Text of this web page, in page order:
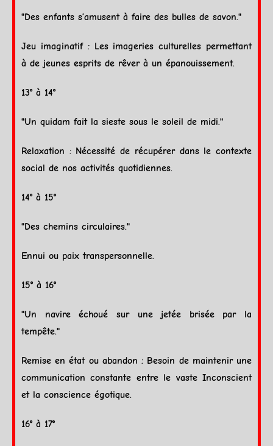
"Des enfants s’amusent à faire des bulles de savon."
Jeu imaginatif : Les imageries culturelles permettant
à de jeunes esprits de rêver à un épanouissement.
13° à 14°
"Un quidam fait la sieste sous le soleil de midi."
Relaxation : Nécessité de récupérer dans le contexte
social de nos activités quotidiennes.
14° à 15°
"Des chemins circulaires."
Ennui ou paix transpersonnelle.
15° à 16°
"Un navire échoué sur une jetée brisée par la
tempête."
Remise en état ou abandon : Besoin de maintenir une
communication constante entre le vaste Inconscient
et la conscience égotique.
16° à 17°